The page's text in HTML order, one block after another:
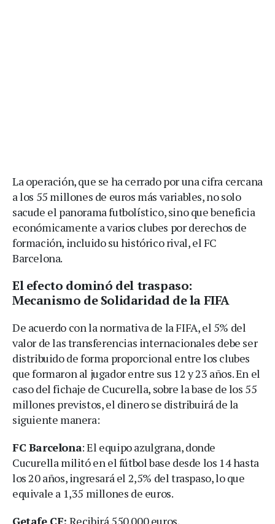
La operación, que se ha cerrado por una cifra cercana
a los 55 millones de euros más variables, no solo
sacude el panorama futbolístico, sino que beneficia
económicamente a varios clubes por derechos de
formación, incluido su histórico rival, el FC
Barcelona.
El efecto dominó del traspaso:
Mecanismo de Solidaridad de la FIFA
De acuerdo con la normativa de la FIFA, el 5% del
valor de las transferencias internacionales debe ser
distribuido de forma proporcional entre los clubes
que formaron al jugador entre sus 12 y 23 años. En el
caso del fichaje de Cucurella, sobre la base de los 55
millones previstos, el dinero se distribuirá de la
siguiente manera:
FC Barcelona: El equipo azulgrana, donde
Cucurella militó en el fútbol base desde los 14 hasta
los 20 años, ingresará el 2,5% del traspaso, lo que
equivale a 1,35 millones de euros.
Getafe CF: Recibirá 550.000 euros.